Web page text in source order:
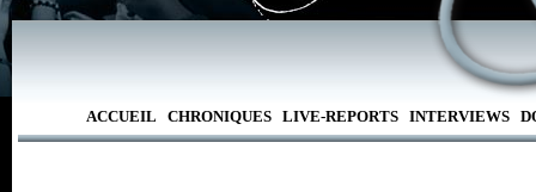
ACCUEIL CHRONIQUES LIVE-REPORTS INTERVIEWS